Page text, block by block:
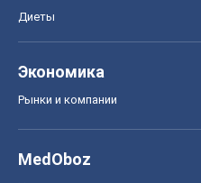
Диеты
Экономика
Рынки и компании
MedOboz